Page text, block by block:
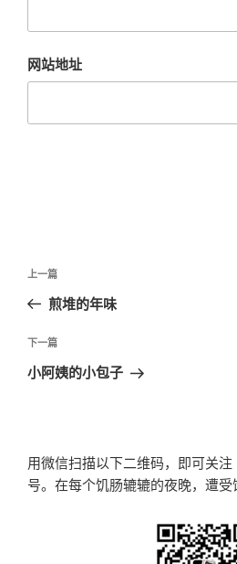
网站地址
文
导
航
上
一
文
章
上一篇
煎堆的年味
下
一
下一篇
小阿姨的小包子
用微信扫描以下二维码，即可关
号。在每个饥肠辘辘的夜晚，遭受